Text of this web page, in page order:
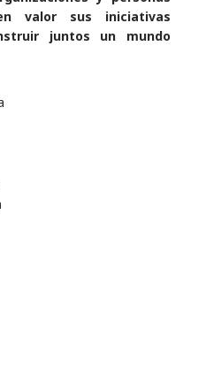
valor sus iniciativas
juntos un mundo